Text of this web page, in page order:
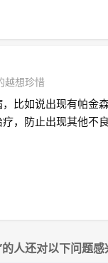
越想珍惜
比如说出现有帕金
，防止出现其他不
人还对以下问题感